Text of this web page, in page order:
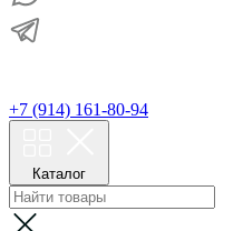
+7 (914) 161-80-94
Каталог